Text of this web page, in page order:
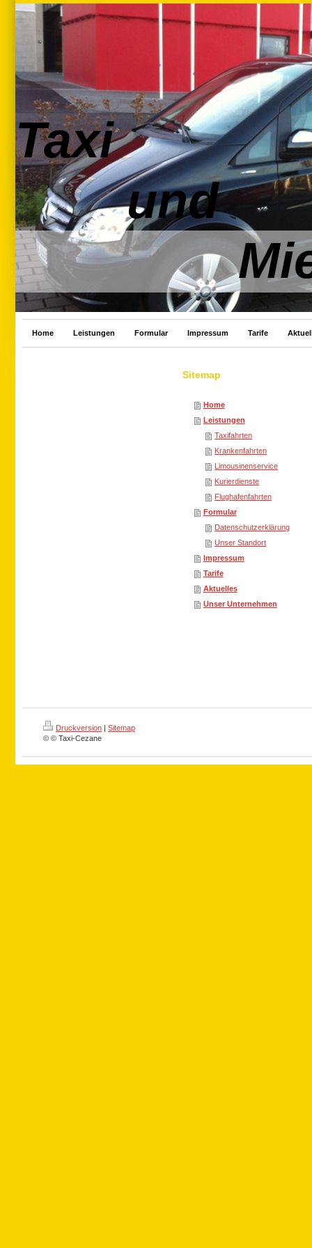
Taxi
und
Home Leistungen Formular Impressum Tarife
Sitemap
Home
Leistungen
Taxifahrten
Krankenfahrten
Limousinenservice
Kurierdienste
Flughafenfahrten
Formular
Datenschutzerklärung
Unser Standort
Impressum
Tarife
Aktuelles
Unser Unternehmen
Druckversion | Sitemap
© © Taxi-Cezane